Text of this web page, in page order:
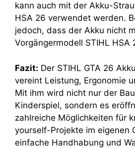
kann auch mit der Akku-
HSA 26 verwendet werden.
jedoch, dass der Akku nicht
Vorgängermodell STIHL HSA
Fazit: Der STIHL GTA 26
vereint Leistung, Ergonomie
Mit ihm wird nicht nur der
Kinderspiel, sondern es
zahlreiche Möglichkeiten für
yourself-Projekte im eigenen
einfache Handhabung und